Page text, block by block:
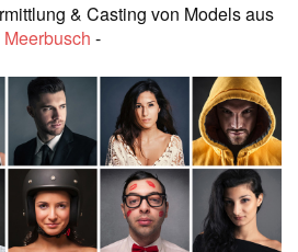
& Casting von Models aus
Meerbusch -